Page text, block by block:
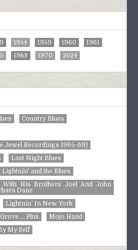
1954 1959 1960
1961
1968 1970 2024
Country Blues
Jewel Recordings 1965-69)
Last Night Blues
Lightnin' and the Blues
With His Brothers Joel And John
Dane
Lightnin’ In New York
... Plus
Mojo Hand
My Self